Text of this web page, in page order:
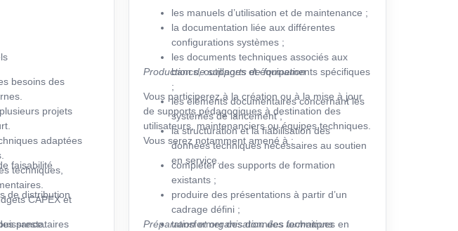
besoins des
projets
adaptées
techniques,
CAPEX et
faisabilité
de distribution
prestataires
les manuels d’utilisation et de maintenance ;
la documentation liée aux différentes
configurations systèmes ;
les documents techniques associés aux
bancs, outillages et équipements spécifiques
;
les éléments documentaires concernant les
systèmes de lancement ;
la structuration et la fiabilisation des
données techniques nécessaires au soutien
en service.
Production de supports de formation
Vous participerez à la création ou à la mise à jour
de supports pédagogiques à destination des
utilisateurs, maintenanciers ou équipes techniques.
Vous serez notamment amené à :
compléter des supports de formation
existants ;
produire des présentations à partir d’un
cadrage défini ;
transformer des données techniques en
Préparation et organisation des formations